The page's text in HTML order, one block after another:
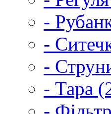
-
-
-
- Тара